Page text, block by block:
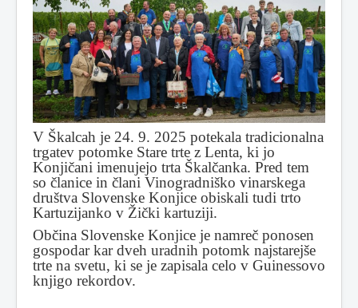
IMPRESUM
V Škalcah je 24. 9. 2025 potekala tradicionalna
trgatev potomke Stare trte z Lenta, ki jo
Konjičani imenujejo trta Škalčanka. Pred tem
so članice in člani Vinogradniško vinarskega
društva Slovenske Konjice obiskali tudi trto
Kartuzijanko v Žički kartuziji.
Občina Slovenske Konjice je namreč ponosen
gospodar kar dveh uradnih potomk najstarejše
trte na svetu, ki se je zapisala celo v Guinessovo
knjigo rekordov.